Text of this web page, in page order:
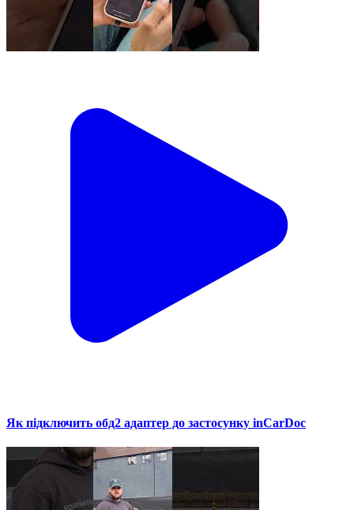
Як підключить обд2 адаптер до застосунку inCarDoc